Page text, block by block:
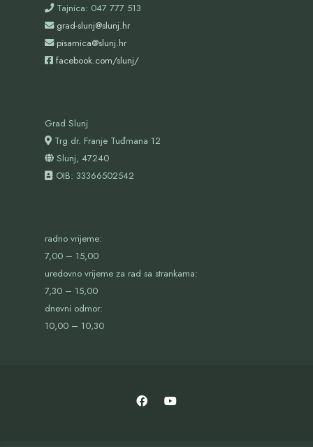
Tajnica: 047 777 513
grad-slunj@slunj.hr
pisarnica@slunj.hr
facebook.com/slunj/
Grad Slunj
Trg dr. Franje Tuđmana 12
Slunj, 47240
OIB: 33366502542
radno vrijeme:
7,00 – 15,00
uredovno vrijeme za rad sa strankama:
7,30 – 15,00
dnevni odmor:
10,00 – 10,30